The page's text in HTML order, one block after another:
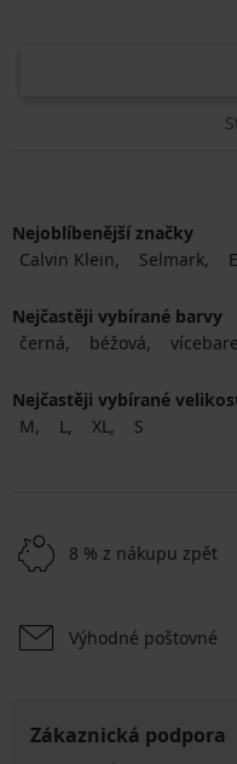
Nejoblíbenější značky
Calvin Klein
Selmark
Nejčastěji vybírané barvy
černá
béžová
Nejčastěji vybírané
M
L XL S
8 % z nákupu zpět
Výhodné poštovné
Zákaznická podpora